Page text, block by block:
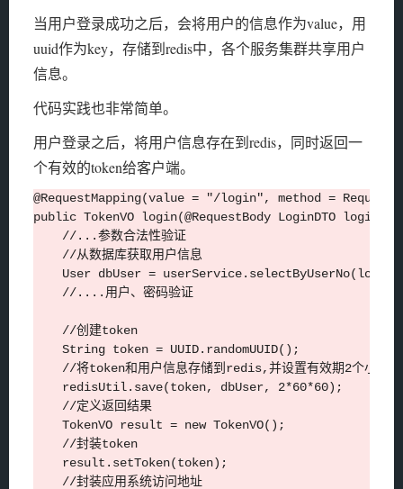
当用户登录成功之后，会将用户的信息作为value，用
uuid作为key，存储到redis中，各个服务集群共享用户
信息。
代码实践也非常简单。
用户登录之后，将用户信息存在到redis，同时返回一
个有效的token给客户端。
@RequestMapping(value = "/login", method =
public TokenVO login(@RequestBody LoginDTO
    //...参数合法性验证
    //从数据库获取用户信息
User dbUser =
    //....用户、密码验证
    //创建token
    String token = UUID.randomUUID();
    //将token和用户信息存储到redis,并设置有效期2个小时
    redisUtil.save(token, dbUser, 2*60*60);
    //定义返回结果
    TokenVO result = new TokenVO();
    //封装token
    result.setToken(token);
    //封装应用系统访问地址